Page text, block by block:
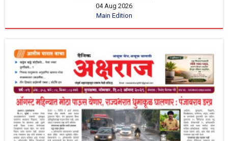
04 Aug 2026
Main Edition